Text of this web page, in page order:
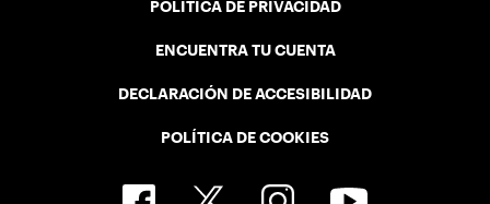
POLÍTICA DE PRIVACIDAD
ENCUENTRA TU CUENTA
DECLARACIÓN DE ACCESIBILIDAD
POLÍTICA DE COOKIES